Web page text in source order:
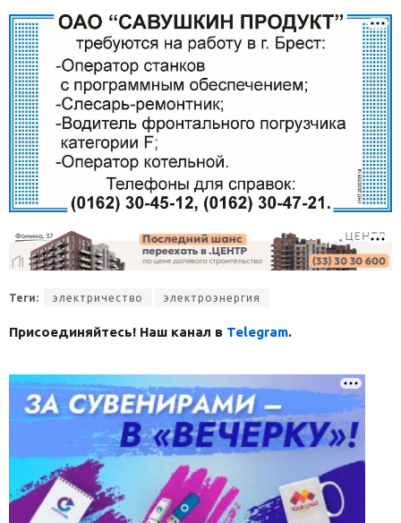
Теги: электричество электроэнергия
Присоединяйтесь! Наш канал в Telegram.